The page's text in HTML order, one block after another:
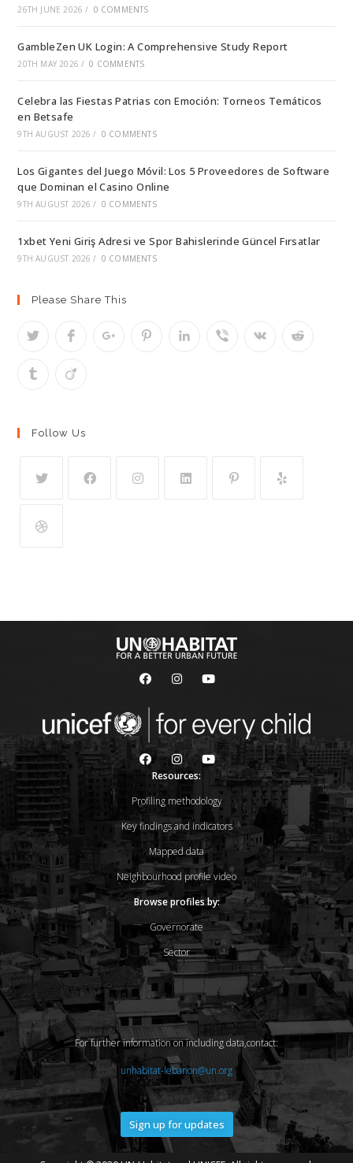
26TH JUNE 2026 / 0 COMMENTS
GambleZen UK Login: A Comprehensive Study Report
20TH MAY 2026 / 0 COMMENTS
Celebra las Fiestas Patrias con Emoción: Torneos Temáticos
en Betsafe
9TH AUGUST 2026 / 0 COMMENTS
Los Gigantes del Juego Móvil: Los 5 Proveedores de Software
que Dominan el Casino Online
9TH AUGUST 2026 / 0 COMMENTS
1xbet Yeni Giriş Adresi ve Spor Bahislerinde Güncel Fırsatlar
9TH AUGUST 2026 / 0 COMMENTS
Please Share This
Follow Us
Resources:
Profiling methodology
Key findings and indicators
Mapped data
Neighbourhood profile video
Browse profiles by:
Governorate
Sector
For further information on including data,contact:
unhabitat-lebanon@un.org
Sign up for updates